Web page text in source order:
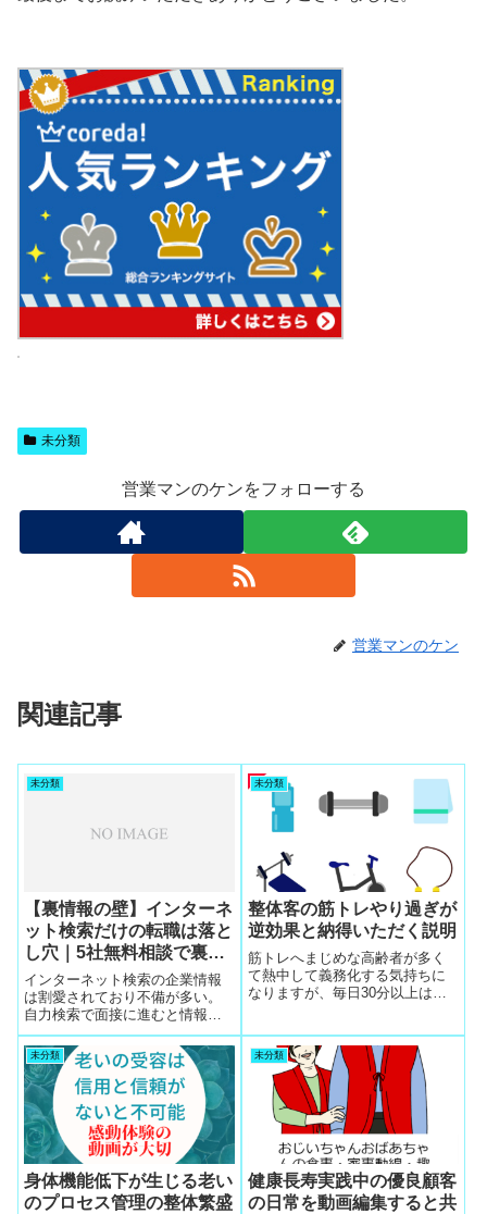
未分類
営業マンのケンをフォローする
営業マンのケン
関連記事
未分類
【裏情報の壁】インターネ
ット検索だけの転職は落と
し穴｜5社無料相談で裏情
報を集めれば一発合格でき
る
インターネット検索の企業情報
は割愛されており不備が多い。
自力検索で面接に進むと情報不
足で落とし穴に落ちて不採用に
なる。裏情報はネットでは絶対
に出てこない。5社の無料相談で
裏情報を集めれば面接の虎の巻
が完成し、一発合格できる。
未分類
整体客の筋トレやり過ぎが
逆効果と納得いただく説明
筋トレへまじめな高齢者が多く
て熱中して義務化する気持ちに
なりますが、毎日30分以上は病
る工夫に意義がある
未分類
身体機能低下が生じる老い
のプロセス管理の整体繁盛
未分類
健康長寿実践中の優良顧客
の日常を動画編集すると共